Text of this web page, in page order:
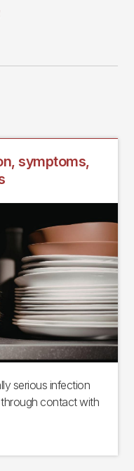
symptoms,
serious infection
contact with